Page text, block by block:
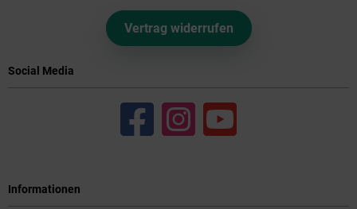
Vertrag widerrufen
Social Media
Informationen